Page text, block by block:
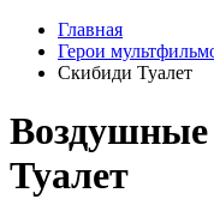
Главная
Герои
Скибиди Туалет
Туалет